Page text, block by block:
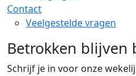
Contact
Veelgestelde vragen
Betrokken blijven
Schrijf je in voor onze